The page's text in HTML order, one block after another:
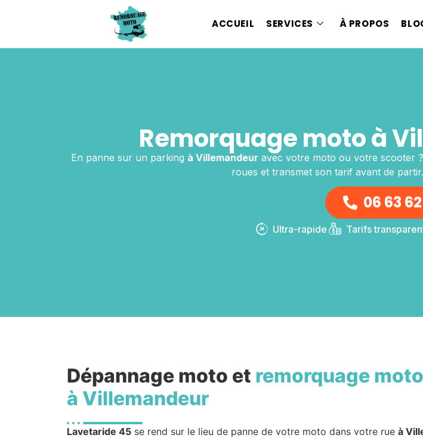
ACCUEIL SERVICES À PROPOS
Remorquage moto à
En panne sur un parking à Villemandeur avec votre moto ou votre scooter ?
roues et transmet son tarif avant de
06 63
Ultra-rapide Tarifs
Dépannage moto et remorquage moto
à Villemandeur
Lavetaride 45 se rend sur le lieu de panne de votre moto dans votre rue à